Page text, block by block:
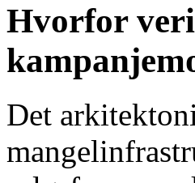
Hvorfor
Det